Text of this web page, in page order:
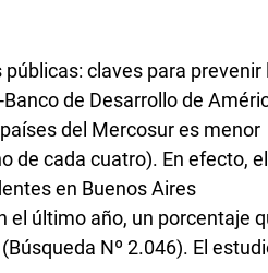
claves para prevenir
de Desarrollo de
del Mercosur es menor
de cada cuatro). En efecto, el
en Buenos Aires
el último año, un porcentaje
Nº 2.046). El